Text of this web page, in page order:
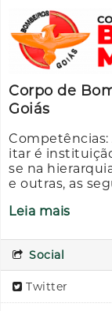
Corpo de
Goiás
Competências:
itar é
se na
e outras, as
Leia mais
Social
Twitter